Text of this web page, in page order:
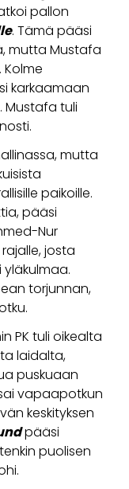
pallon
. Tämä pääsi
mutta Mustafa
karkaamaan
Mustafa tuli
mutta
paikoille.
pääsi
Nur
josta
yläkulmaa.
torjunnan,
PK tuli oikealta
laidalta,
puskuaan
vapaapotkun
keskityksen
pääsi
puolisen